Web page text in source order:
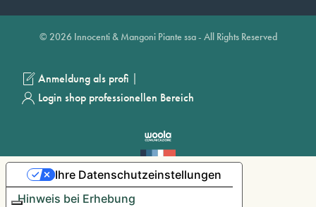
© 2026 Innocenti & Mangoni Piante ssa - All Rights Reserved
Anmeldung als profi |
Login shop professionellen Bereich
Hinweis bei Erhebung
Ihre Datenschutzeinstellungen